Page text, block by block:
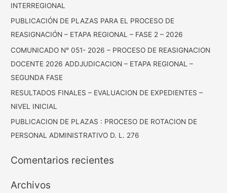
INTERREGIONAL
PUBLICACIÓN DE PLAZAS PARA EL PROCESO DE
REASIGNACIÓN – ETAPA REGIONAL – FASE 2 – 2026
COMUNICADO N° 051- 2026 – PROCESO DE REASIGNACION
DOCENTE 2026 ADDJUDICACION – ETAPA REGIONAL –
SEGUNDA FASE
RESULTADOS FINALES – EVALUACION DE EXPEDIENTES –
NIVEL INICIAL
PUBLICACION DE PLAZAS : PROCESO DE ROTACION DE
PERSONAL ADMINISTRATIVO D. L. 276
Comentarios recientes
Archivos